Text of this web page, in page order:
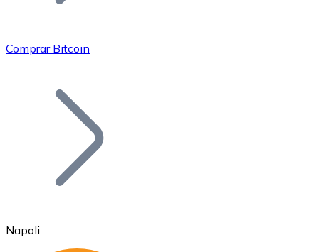
Bitcoin
Comprar Bitcoin
Napoli